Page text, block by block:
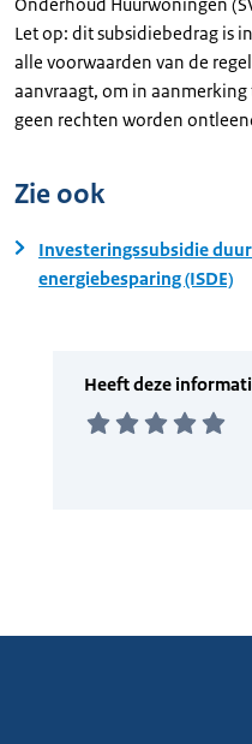
Let op: dit subsidiebedrag is
alle voorwaarden van de
aanvraagt, om in
geen rechten worden
Zie ook
Investeringssubsidie
energiebesparing (ISDE)